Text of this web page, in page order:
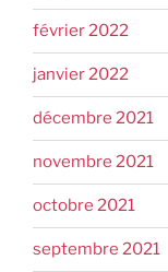
février 2022
janvier 2022
décembre 2021
novembre 2021
octobre 2021
septembre 2021